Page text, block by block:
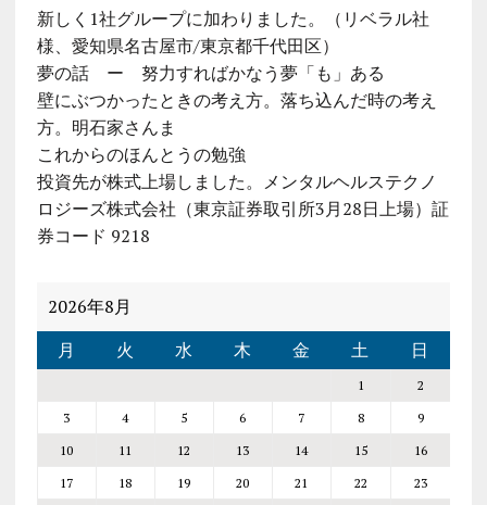
新しく1社グループに加わりました。（リベラル社
様、愛知県名古屋市/東京都千代田区）
夢の話 ー 努力すればかなう夢「も」ある
壁にぶつかったときの考え方。落ち込んだ時の考え
方。明石家さんま
これからのほんとうの勉強
投資先が株式上場しました。メンタルヘルステクノ
ロジーズ株式会社（東京証券取引所3月28日上場）証
券コード 9218
2026年8月
月
火 水 木 金 土 日
1
2
3
4 5 6 7 8
9
10
11 12 13 14 15
16
17
18 19 20 21 22
23